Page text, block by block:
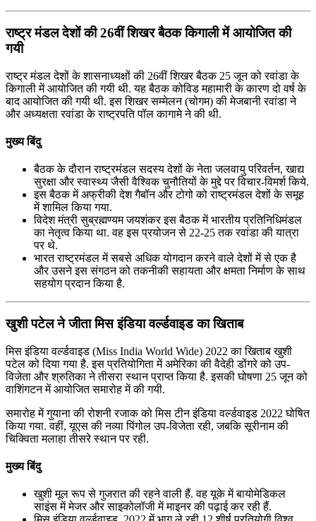
राष्ट्र मंडल देशों की 26वीं शिखर बैठक किगाली में आयोजित की
गयी
राष्ट्र मंडल देशों के शासनाध्यक्षों की 26वीं शिखर बैठक 25 जून को रवांडा के
किगाली में आयोजित की गयी थी. यह बैठक कोविड महामारी के कारण दो वर्ष के
बाद आयोजित की गयी थी. इस शिखर सम्मेलन (चोगम) की मेजबानी रवांडा ने
और अध्यक्षता रवांडा के राष्ट्रपति पॉल कागामे ने की थी.
मुख्य बिंदु
बैठक के दौरान राष्ट्रमंडल सदस्य देशों के नेता जलवायु परिवर्तन, खाद्य
सुरक्षा और स्वास्थ्य जैसी वैश्विक चुनौतियों के मुद्दे पर विचार-विमर्श किये.
इस बैठक में अफ्रीकी देश गैबॉन और टोगो को राष्ट्रमंडल देशों के समूह
में शामिल किया गया.
विदेश मंत्री सुब्रह्मण्‍यम जयशंकर इस बैठक में भारतीय प्रतिनिधिमंडल
का नेतृत्व किया था. वह इस प्रयोजन से 22-25 तक रवांडा की यात्रा
पर थे.
भारत राष्ट्रमंडल में सबसे अधिक योगदान करने वाले देशों में से एक है
और उसने इस संगठन को तकनीकी सहायता और क्षमता निर्माण के साथ
सहयोग प्रदान किया है.
खुशी पटेल ने जीता मिस इंडिया वर्ल्डवाइड का खिताब
मिस इंडिया वर्ल्डवाइड (Miss India World Wide) 2022 का खिताब खुशी
पटेल को दिया गया है. इस प्रतियोगिता में अमेरिका की वैदेही डोंगरे को उप-
विजेता और श्रुतिका ने तीसरा स्थान प्राप्त किया है. इसकी घोषणा 25 जून को
वाशिंगटन में आयोजित समारोह में की गयी.
समारोह में गुयाना की रोशनी रजाक को मिस टीन इंडिया वर्ल्डवाइड 2022 घोषित
किया गया. वहीं, यूएस की नव्या पिंगोल उप-विजेता रही, जबकि सूरीनाम की
चिक्विता मलाहा तीसरे स्थान पर रही.
मुख्य बिंदु
खुशी मूल रूप से गुजरात की रहने वाली हैं. वह यूके में बायोमेडिकल
साइंस में मेजर और साइकोलॉजी में माइनर की पढ़ाई कर रही हैं.